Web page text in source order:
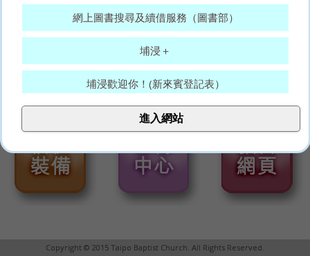
Copyright © 2015 Taipo Baptist Church. All Rights Reserved.
網上圖書搜尋及續借服務（圖書部）
埔浸＋
埔浸歡迎你！(新來賓登記表）
大埔浸信會代禱表
願賜平安的神，常和你們眾人同在。(羅15:33)
進入網站